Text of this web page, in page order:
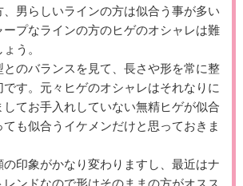
、男らしいラインの方は似合う事が多い
ープなラインの方のヒゲのオシャレは難
う。
とのバランスを見て、長さや形を常に整
です。元々ヒゲのオシャレはそれなりに
てお手入れしていない無精ヒゲが似合
ても似合うイケメンだけと思っておきま
の印象がかなり変わりますし、最近はナ